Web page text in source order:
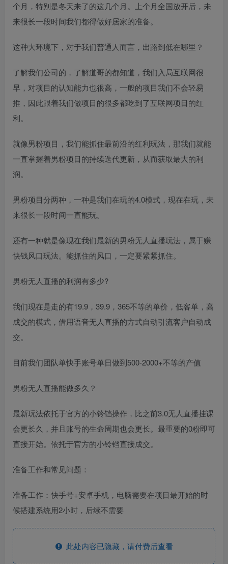
个月，特别是冬天来了的这几个月。上个月全国放开后，未
来很长一段时间我们都得做好居家的准备。
这种大环境下，对于我们普通人而言，出路到低在哪里？
了解我们公司的，了解道哥的都知道，我们入局互联网很
早，对项目的认知能力也很高，一般的项目我们不会轻易
推，因此跟着我们做项目的很多都吃到了互联网项目的红
利。
就像男粉项目，我们能抓住最前沿的红利玩法，那我们就能
一直掌握着男粉项目的持续迭代更新，从而获取最大的利
润。
男粉项目分两种，一种是我们在玩的4.0模式，现在在玩，未
来很长一段时间一直能玩。
还有一种就是像现在我们最新的男粉无人直播玩法，属于赚
快钱风口玩法。能抓住的风口，一定要紧紧抓住。
男粉无人直播的利润有多少?
我们现在是走的有19.9，39.9，365不等的单价，低客单，高
成交的模式，借用语音无人直播的方式自动引流客户自动成
交。
目前我们团队单快手账号单日做到500-2000+不等的产值
男粉无人直播能做多久？
最新玩法依托于官方的小铃铛操作，比之前3.0无人直播挂课
会更长久，并且账号的生命周期也会更长。最重要的0粉即可
直接开始。依托于官方的小铃铛直接成交。
准备工作和常见问题：
准备工作：快手号+安卓手机，电脑需要在项目最开始的时
候搭建系统用2小时，后续不需要
此处内容已隐藏，请付费后查看